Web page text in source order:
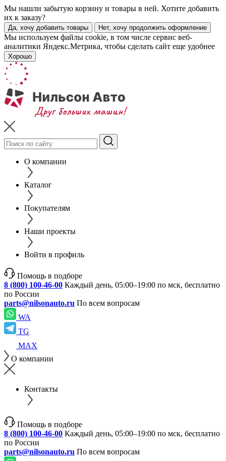
Мы нашли забытую корзину и товары в ней. Хотите добавить
их к заказу?
Да, хочу добавить товары Нет, хочу продолжить оформление
Мы используем файлы cookie, в том числе сервис веб-
аналитики Яндекс.Метрика, чтобы сделать сайт еще удобнее
Хорошо
О компании
Каталог
Покупателям
Наши проекты
Войти в профиль
Помощь в подборе
8 (800) 100-46-00 Каждый день, 05:00–19:00 по мск, бесплатно
по России
parts@nilsonauto.ru По всем вопросам
WA
TG
MAX
О компании
Контакты
Помощь в подборе
8 (800) 100-46-00 Каждый день, 05:00–19:00 по мск, бесплатно
по России
parts@nilsonauto.ru По всем вопросам